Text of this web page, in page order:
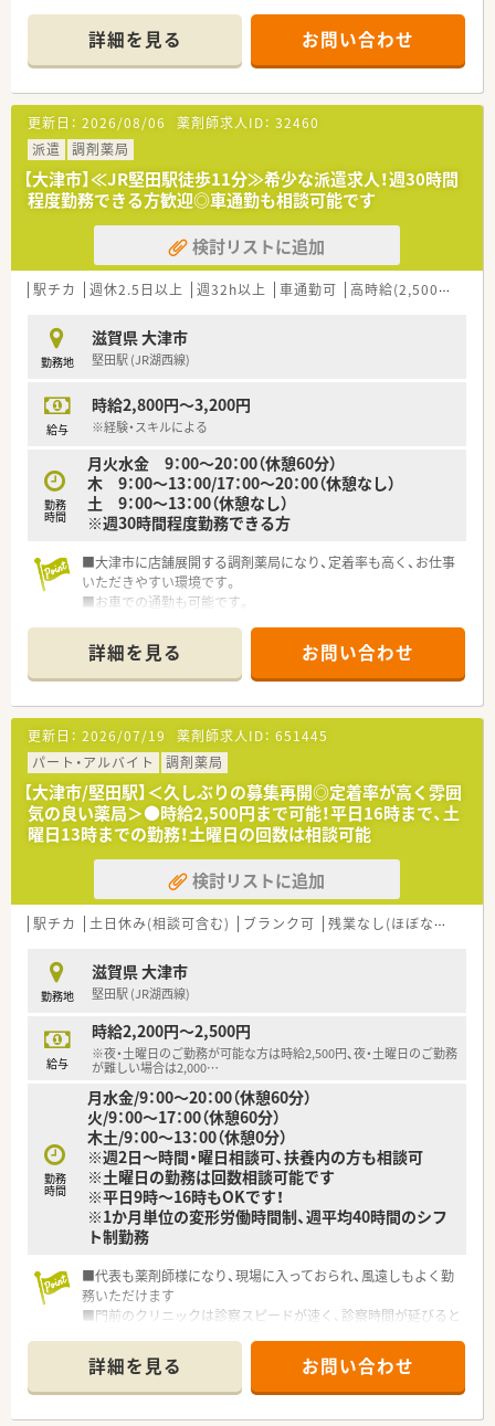
円滑なため、一人ひとりの負担が少ない環境です
■地域密着型の店舗として長年親しまれており、患者様との信頼
関係が深く、丁寧な服薬指導が行える環境です
【想定される業務内容】
■外来調剤や監査、服薬指導をメインに担当し、地域に根ざした
予防医療の提案なども積極的に行っています
■在宅医療の実施率は全国で90%を超えており、これまでに培っ
た豊富な経験と実績を活かした連携が可能です
■DI委員会への参加を通じて、現場の意見を反映させたジェネリ
ック医薬品の選定業務などにも携わることができます
【職場環境と雰囲気】
■座って服薬指導ができるカウンターを積極的に導入しており、
■アロマやサプリメントを活用した健康相談も行っており、調剤
以外の付加価値を患者様に提供できる職場です
■現在の管理薬剤師は温和で協力的なため、困ったことがあれば
【想定されるキャリアイメージ】
トコースの2つから将来の目標に合わせて選択できます
■病院研修の実施や認定薬剤師の取得サポートが充実しており、
働きながら高度な専門性を身につけることが可能です
■アロマテラピー検定などの薬剤師以外の資格に対しても手当
詳細を見る お問い合わせ
更新日： 2026/08/06 薬剤師求人ID： 32460
派遣
調剤薬局
【大津市】≪JR堅田駅徒歩11分≫希少な派遣求人！週30時間
程度勤務できる方歓迎◎車通勤も相談可能です
検討リストに追加
駅チカ 週休2.5日以上 週32h以上 車通勤可 高時給(2,500円以上)
勤務地
滋賀県 大津市
堅田駅 (JR湖西線)
給与
時給2,800円～3,200円
※経験・スキルによる
勤務
時間
月火水金 9：00～20：00（休憩60分）
木 9：00～13：00/17：00～20：00（休憩なし）
土 9：00～13：00（休憩なし）
※週30時間程度勤務できる方
■大津市に店舗展開する調剤薬局になり、定着率も高く、お仕事
いただきやすい環境です。
■お車での通勤も可能です。
せんか？
詳細を見る お問い合わせ
更新日： 2026/07/19 薬剤師求人ID： 651445
パート・アルバイト
調剤薬局
【大津市/堅田駅】＜久しぶりの募集再開◎定着率が高く雰囲
気の良い薬局＞●時給2,500円まで可能！平日16時まで、土
曜日13時までの勤務！土曜日の回数は相談可能
検討リストに追加
駅チカ 土日休み(相談可含む) ブランク可 残業なし(ほぼなし含む)
勤務地
滋賀県 大津市
堅田駅 (JR湖西線)
給与
時給2,200円～2,500円
※夜・土曜日のご勤務が可能な方は時給2,500円、夜・土曜日のご勤務
が難しい場合は2,000…
勤務
時間
月水金/9：00～20：00（休憩60分）
火/9：00～17：00（休憩60分）
木土/9：00～13：00（休憩0分）
※週2日～時間・曜日相談可、扶養内の方も相談可
※土曜日の勤務は回数相談可能です
※平日9時～16時もOKです！
※1か月単位の変形労働時間制、週平均40時間のシフ
ト制勤務
■代表も薬剤師様になり、現場に入っておられ、風遠しもよく勤
務いただけます
■門前のクリニックは診察スピードが速く、診察時間が延びると
■2店舗経営で徒歩圏内ですので、応援や有事の際は代表がすぐ
駆けつけてもらえます
■土曜日の勤務日数は相談可能、午前のみ等ご相談可能です♪お
気軽にお問い合わせ下さい
詳細を見る お問い合わせ